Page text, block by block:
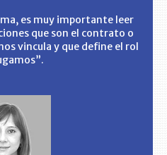
es muy importante leer
que son el contrato o
vincula y que define el rol